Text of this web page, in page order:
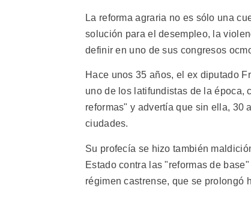
La reforma agraria no es sólo una
solución para el desempleo, la
definir en uno de sus congresos
Hace unos 35 años, el ex diputado
uno de los latifundistas de la época,
reformas" y advertía que sin ella, 30
ciudades.
Su profecía se hizo también
Estado contra las "reformas de
régimen castrense, que se prolongó